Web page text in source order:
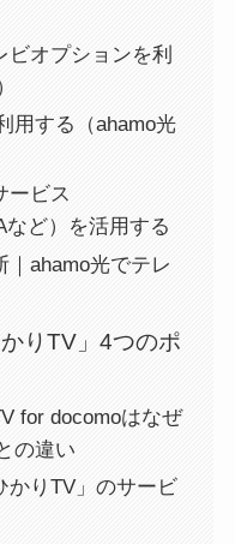
オプションを利
用する（ahamo光
ービス
など）を活用する
｜ahamo光でテレ
りTV」4つのポ
for docomoはなぜ
の違い
りTV」のサービ